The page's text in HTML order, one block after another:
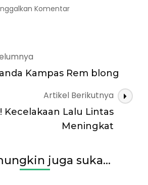
Komentarpada
original
Kampas Rem blong
Artikel Berikutnya
Kecelakaan Lalu Lintas
Meningkat
juga suka...